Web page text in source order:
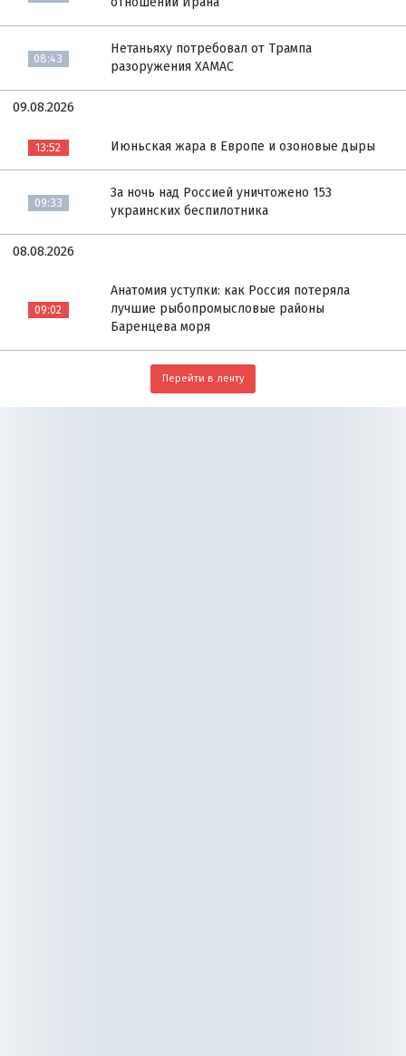
08:43
Нетаньяху потребовал от Трампа
разоружения ХАМАС
09.08.2026
13:52 Июньская жара в Европе и озоновые дыры
09:33
За ночь над Россией уничтожено 153
украинских беспилотника
08.08.2026
09:02
Анатомия уступки: как Россия потеряла
лучшие рыбопромысловые районы
Баренцева моря
Перейти в ленту